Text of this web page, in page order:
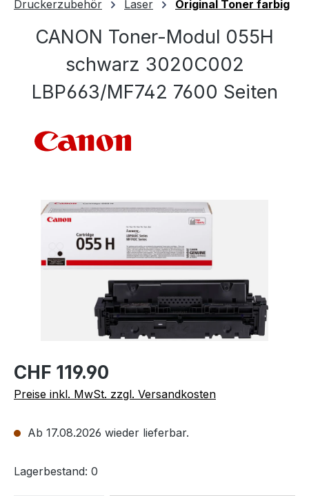
Druckerzubehör Laser Original Toner farbig
CANON Toner-Modul 055H
schwarz 3020C002
LBP663/MF742 7600 Seiten
Bildergalerie überspringen
CHF 119.90
Preise inkl. MwSt. zzgl. Versandkosten
Ab 17.08.2026 wieder lieferbar.
Lagerbestand: 0